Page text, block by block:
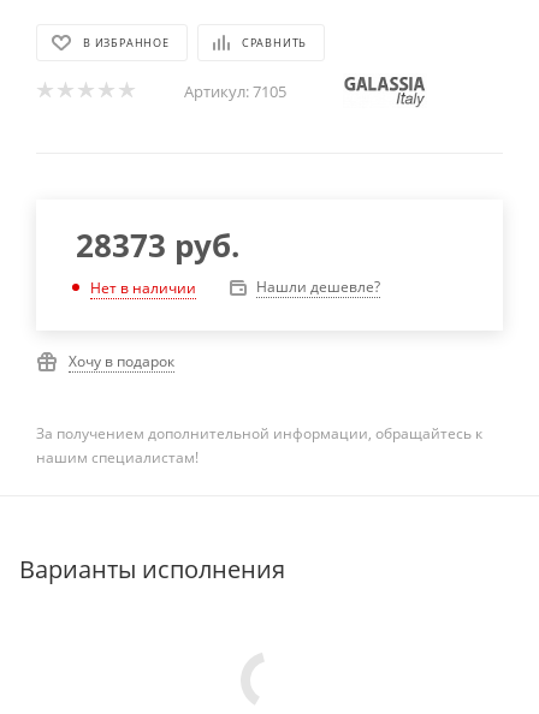
В ИЗБРАННОЕ СРАВНИТЬ
Артикул:7105
28373 руб.
Нет в наличии Нашли дешевле?
Хочу в подарок
За получением дополнительной информации, обращайтесь к
нашим специалистам!
Варианты исполнения